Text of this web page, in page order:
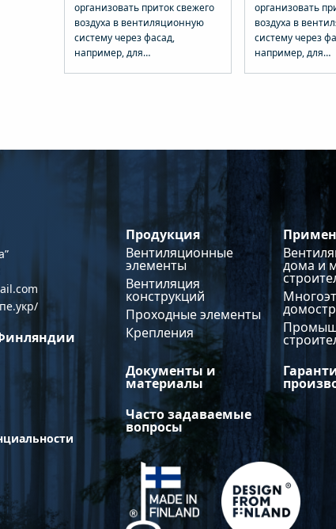
организовать приток свежего
воздуха в вентиляционную
систему через фасад,
например, для
использоваться в качестве
правостороннего решения.
Размеры: для воздуховодов ⌀
125/160 мм Комплект: VILPE IO
INTAKE настенный приточный
элемент, набор крепежа и
инструкция по монтажу.
организовать
воздуха в
систему через
например, для
тот же блок может
использоваться
левостороннего
Размеры: для
200/250 мм
INTAKE
элемент, набор
инструкция по
Продукция
Вентиляционные
элементы
Вентиляция
конструкций
Проходные элементы
Крепления
дома и
Документы и
материалы
Часто задаваемые
вопросы